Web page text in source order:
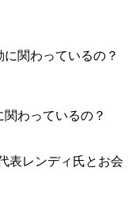
わっているの？